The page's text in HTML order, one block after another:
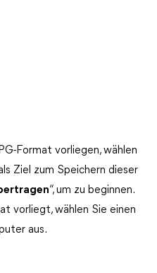
Format vorliegen, wählen
Ziel zum Speichern dieser
“, um zu beginnen.
vorliegt, wählen Sie einen
aus.